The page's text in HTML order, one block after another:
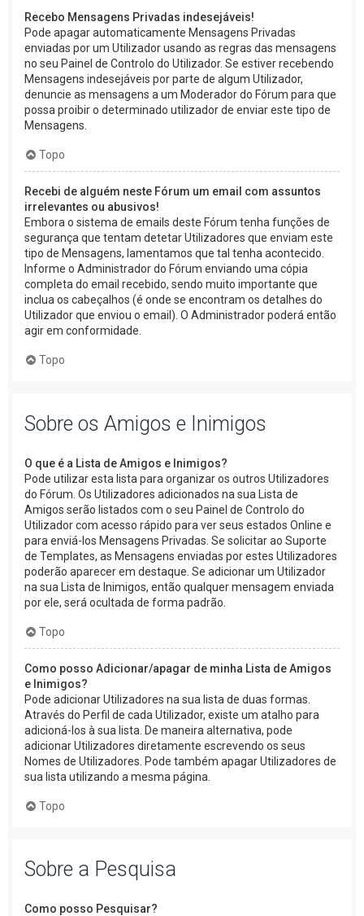
Recebo Mensagens Privadas indesejáveis!
Pode apagar automaticamente Mensagens Privadas
enviadas por um Utilizador usando as regras das mensagens
no seu Painel de Controlo do Utilizador. Se estiver recebendo
Mensagens indesejáveis por parte de algum Utilizador,
denuncie as mensagens a um Moderador do Fórum para que
possa proibir o determinado utilizador de enviar este tipo de
Mensagens.
Topo
Recebi de alguém neste Fórum um email com assuntos
irrelevantes ou abusivos!
Embora o sistema de emails deste Fórum tenha funções de
segurança que tentam detetar Utilizadores que enviam este
tipo de Mensagens, lamentamos que tal tenha acontecido.
Informe o Administrador do Fórum enviando uma cópia
completa do email recebido, sendo muito importante que
inclua os cabeçalhos (é onde se encontram os detalhes do
Utilizador que enviou o email). O Administrador poderá então
agir em conformidade.
Topo
Sobre os Amigos e Inimigos
O que é a Lista de Amigos e Inimigos?
Pode utilizar esta lista para organizar os outros Utilizadores
do Fórum. Os Utilizadores adicionados na sua Lista de
Amigos serão listados com o seu Painel de Controlo do
Utilizador com acesso rápido para ver seus estados Online e
para enviá-los Mensagens Privadas. Se solicitar ao Suporte
de Templates, as Mensagens enviadas por estes Utilizadores
poderão aparecer em destaque. Se adicionar um Utilizador
na sua Lista de Inimigos, então qualquer mensagem enviada
por ele, será ocultada de forma padrão.
Topo
Como posso Adicionar/apagar de minha Lista de Amigos
e Inimigos?
Pode adicionar Utilizadores na sua lista de duas formas.
Através do Perfil de cada Utilizador, existe um atalho para
adicioná-los à sua lista. De maneira alternativa, pode
adicionar Utilizadores diretamente escrevendo os seus
Nomes de Utilizadores. Pode também apagar Utilizadores de
sua lista utilizando a mesma página.
Topo
Sobre a Pesquisa
Como posso Pesquisar?